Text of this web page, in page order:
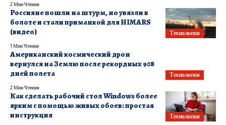
2 Мин Чтения
Технологии
Россияне пошли на штурм, но увязли в
болоте и стали приманкой для HIMARS
(видео)
1 Мин Чтения
Технологии
Американский космический дрон
вернулся на Землю после рекордных 908
дней полета
2 Мин Чтения
Технологии
Как сделать рабочий стол Windows более
ярким с помощью живых обоев: простая
инструкция